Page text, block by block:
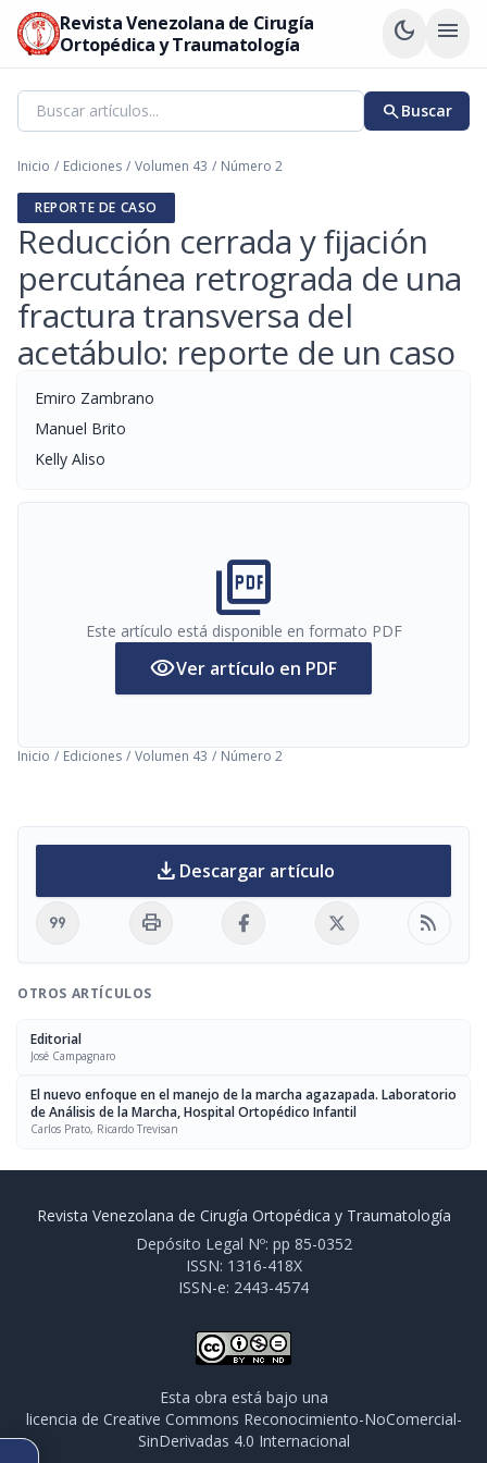
Revista Venezolana de Cirugía
Ortopédica y Traumatología
dark_mode menu
searchBuscar
Inicio / Ediciones / Volumen 43 / Número 2
REPORTE DE CASO
Reducción cerrada y fijación
percutánea retrograda de una
fractura transversa del
acetábulo: reporte de un caso
Emiro Zambrano
Manuel Brito
Kelly Aliso
picture_as_pdf
Este artículo está disponible en formato PDF
visibilityVer artículo en PDF
Inicio / Ediciones / Volumen 43 / Número 2
download Descargar artículo
format_quote print rss_feed
OTROS ARTÍCULOS
Editorial
José Campagnaro
El nuevo enfoque en el manejo de la marcha agazapada. Laboratorio
de Análisis de la Marcha, Hospital Ortopédico Infantil
Carlos Prato, Ricardo Trevisan
Revista Venezolana de Cirugía Ortopédica y Traumatología
Depósito Legal Nº: pp 85-0352
ISSN: 1316-418X
ISSN-e: 2443-4574
Esta obra está bajo una
licencia de Creative Commons Reconocimiento-NoComercial-
SinDerivadas 4.0 Internacional